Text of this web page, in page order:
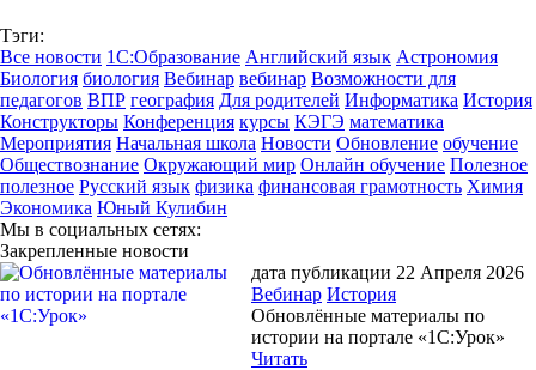
Тэги:
Все новости 1С:Образование Английский язык Астрономия
Биология биология Вебинар вебинар Возможности для
педагогов ВПР география Для родителей Информатика История
Конструкторы Конференция курсы КЭГЭ математика
Мероприятия Начальная школа Новости Обновление обучение
Обществознание Окружающий мир Онлайн обучение Полезное
полезное Русский язык физика финансовая грамотность Химия
Экономика Юный Кулибин
Мы в социальных сетях:
Закрепленные новости
дата публикации 22 Апреля 2026
Вебинар История
Обновлённые материалы по
истории на портале «1С:Урок»
Читать